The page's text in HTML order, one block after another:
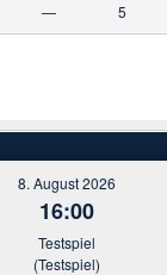
— 5
8. August 2026
16:00
Testspiel
(Testspiel)